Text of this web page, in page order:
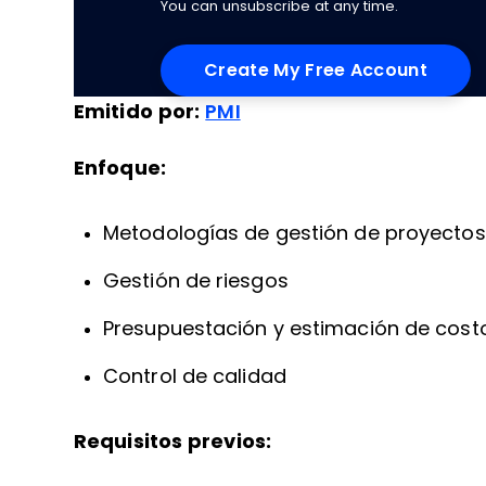
You can unsubscribe at any time.
Emitido por: PMI
Enfoque:
Metodologías de gestión de proyectos
Gestión de riesgos
Presupuestación y estimación de
Control de calidad
Requisitos previos: